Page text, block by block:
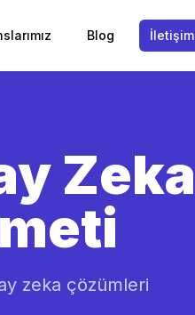
Blog İletişim
Zeka
zeka çözümleri